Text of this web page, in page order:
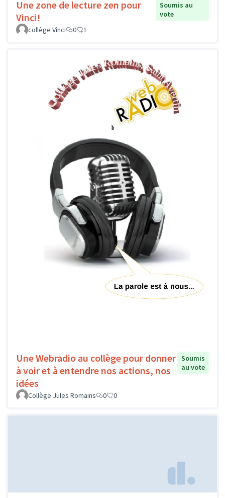
Une zone de lecture zen pour
Vinci!
Soumis au
vote
collège Vinci
0 1
Une Webradio au collège pour donner
à voir et à entendre nos actions, nos
idées
Soumis
au vote
Collège Jules Romains 0 0